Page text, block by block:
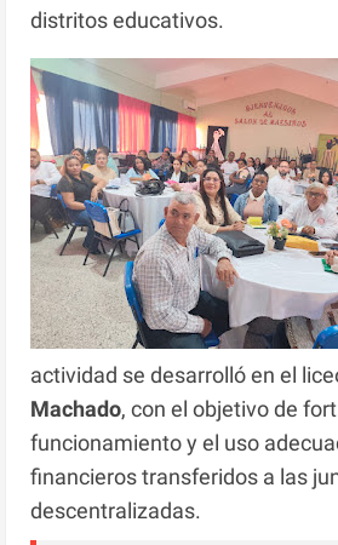
distritos educativos.
actividad se desarrolló en el
Machado, con el objetivo de
funcionamiento y el uso
financieros transferidos a las
descentralizadas.